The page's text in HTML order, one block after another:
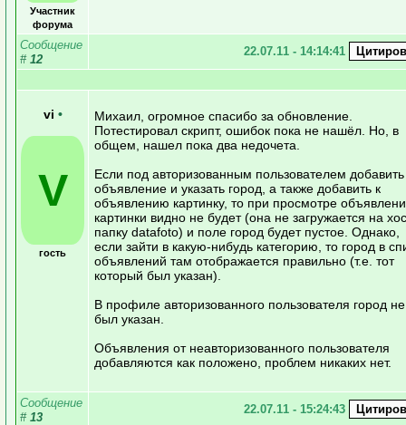
Участник
форума
Сообщение
# 12
22.07.11 - 14:14:41
vi •
V
гость
Михаил, огромное спасибо за обновление.
Потестировал скрипт, ошибок пока не нашёл. Но, в
общем, нашел пока два недочета.
Если под авторизованным пользователем добавить
объявление и указать город, а также добавить к
объявлению картинку, то при просмотре
картинки видно не будет (она не загружается на
папку datafoto) и поле город будет пустое. Однако,
если зайти в какую-нибудь категорию, то город в
объявлений там отображается правильно (т.е. тот
который был указан).
В профиле авторизованного пользователя город не
был указан.
Объявления от неавторизованного пользователя
добавляются как положено, проблем никаких нет.
Сообщение
# 13
22.07.11 - 15:24:43